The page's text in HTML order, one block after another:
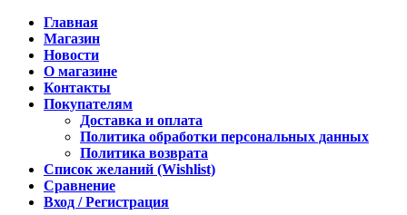
Главная
Магазин
Новости
О магазине
Контакты
Покупателям
Доставка и оплата
Политика обработки персональных данных
Политика возврата
Список желаний (Wishlist)
Сравнение
Вход / Регистрация